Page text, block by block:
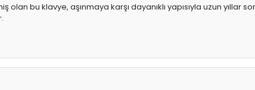
bu klavye, aşınmaya karşı dayanıklı yapısıyla uzun yıllar